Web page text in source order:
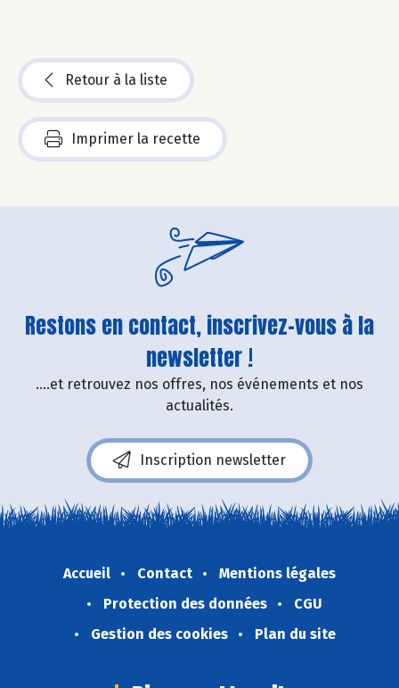
Retour à la liste
Imprimer la recette
Restons en contact, inscrivez-vous à la
newsletter !
....et retrouvez nos offres, nos événements et nos
actualités.
Inscription newsletter
Accueil Contact
Mentions légales
Protection des données
CGU
Gestion des cookies
Plan du site